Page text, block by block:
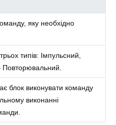
яку необхідно
типів: Імпульсний,
блок виконувати команду
виконанні